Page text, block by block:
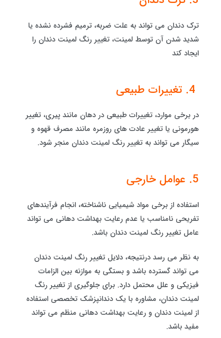
ترک دندان می تواند به علت ضربه، ترمیم فشرده نشده یا
شدید شدن آن توسط لمینت، تغییر رنگ لمینت دندان را
ایجاد کند
در برخی موارد، تغییرات طبیعی در دهان مانند پیری، تغییر
هورمونی یا تغییر عادت های روزمره مانند مصرف قهوه و
سیگار می تواند به تغییر رنگ لمینت دندان منجر شود.
5. عوامل خارجی
استفاده از برخی مواد شیمیایی ناشناخته، انجام فرآیندهای
تفریحی نامناسب یا عدم رعایت بهداشت دهانی می تواند
عامل تغییر رنگ لمینت دندان باشد.
به نظر می رسد درنتیجه، دلایل تغییر رنگ لمینت دندان
می تواند گسترده باشد و بستگی به موازنه بین الزامات
فیزیکی و علل محتمل دارد. برای جلوگیری از تغییر رنگ
لمینت دندان، مشاوره با یک دندانپزشک تخصصی استفاده
از لمینت دندان و رعایت بهداشت دهانی منظم می تواند
مفید باشد.